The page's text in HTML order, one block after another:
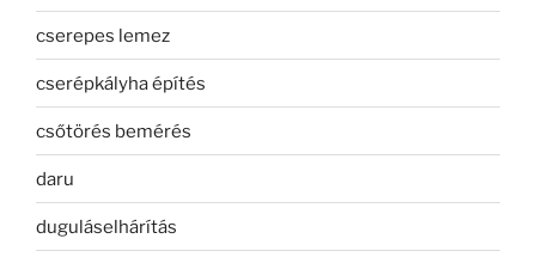
cserepes lemez
cserépkályha építés
csőtörés bemérés
daru
duguláselhárítás